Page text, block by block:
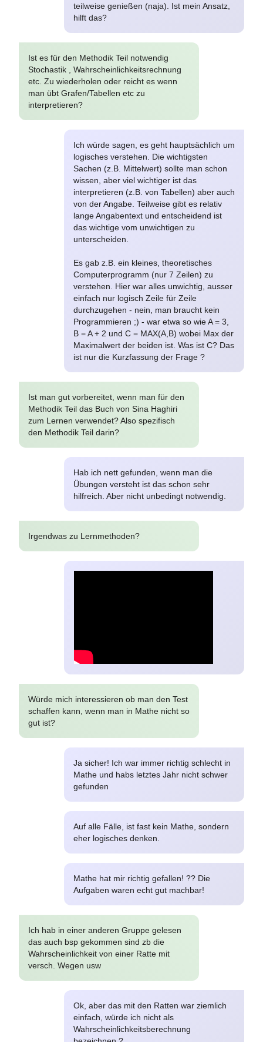
teilweise genießen (naja). Ist mein Ansatz,
hilft das?
Ist es für den Methodik Teil notwendig
Stochastik , Wahrscheinlichkeitsrechnung
etc. Zu wiederholen oder reicht es wenn
man übt Grafen/Tabellen etc zu
interpretieren?
Ich würde sagen, es geht hauptsächlich um
logisches verstehen. Die wichtigsten
Sachen (z.B. Mittelwert) sollte man schon
wissen, aber viel wichtiger ist das
interpretieren (z.B. von Tabellen) aber auch
von der Angabe. Teilweise gibt es relativ
lange Angabentext und entscheidend ist
das wichtige vom unwichtigen zu
unterscheiden.
Es gab z.B. ein kleines, theoretisches
Computerprogramm (nur 7 Zeilen) zu
verstehen. Hier war alles unwichtig, ausser
einfach nur logisch Zeile für Zeile
durchzugehen - nein, man braucht kein
Programmieren ;) - war etwa so wie A = 3,
B = A + 2 und C = MAX(A,B) wobei Max der
Maximalwert der beiden ist. Was ist C? Das
ist nur die Kurzfassung der Frage ?
Ist man gut vorbereitet, wenn man für den
Methodik Teil das Buch von Sina Haghiri
zum Lernen verwendet? Also spezifisch
den Methodik Teil darin?
Hab ich nett gefunden, wenn man die
Übungen versteht ist das schon sehr
hilfreich. Aber nicht unbedingt notwendig.
Irgendwas zu Lernmethoden?
Würde mich interessieren ob man den Test
schaffen kann, wenn man in Mathe nicht so
gut ist?
Ja sicher! Ich war immer richtig schlecht in
Mathe und habs letztes Jahr nicht schwer
gefunden
Auf alle Fälle, ist fast kein Mathe, sondern
eher logisches denken.
Mathe hat mir richtig gefallen! ?? Die
Aufgaben waren echt gut machbar!
Ich hab in einer anderen Gruppe gelesen
das auch bsp gekommen sind zb die
Wahrscheinlichkeit von einer Ratte mit
versch. Wegen usw
Ok, aber das mit den Ratten war ziemlich
einfach, würde ich nicht als
Wahrscheinlichkeitsberechnung